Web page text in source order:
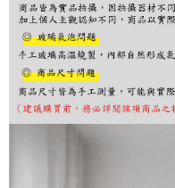
後付繳納相關費用。
※ 交易是否成功請以「AFTEE
是否繳費成功／繳費後需取消欲
客戶支援中心」 https://
【注意事項】
１．透過由恩沛科技股份有限公
易，需依本服務之必要範圍內
２．關於個人資料處理事宜，請